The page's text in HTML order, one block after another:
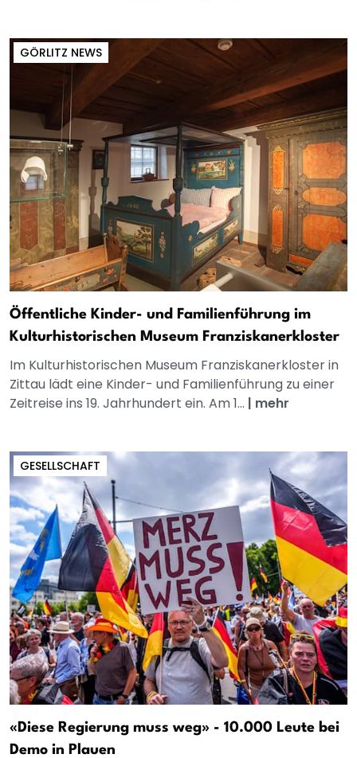
GÖRLITZ NEWS
Öffentliche Kinder- und Familienführung im
Kulturhistorischen Museum Franziskanerkloster
Im Kulturhistorischen Museum Franziskanerkloster in
Zittau lädt eine Kinder- und Familienführung zu einer
Zeitreise ins 19. Jahrhundert ein. Am 1... | mehr
GESELLSCHAFT
«Diese Regierung muss weg» - 10.000 Leute bei
Demo in Plauen